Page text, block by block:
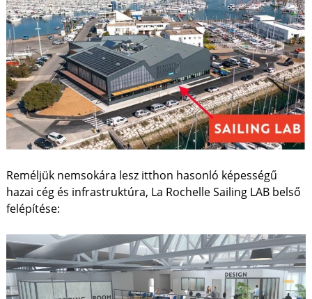
Reméljük nemsokára lesz itthon hasonló képességű
hazai cég és infrastruktúra, La Rochelle Sailing LAB belső
felépítése: